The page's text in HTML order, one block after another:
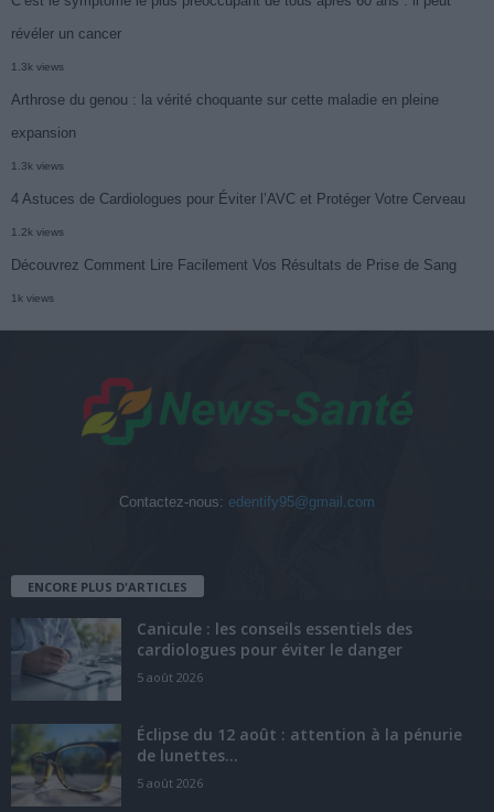
révéler un cancer
1.3k views
Arthrose du genou : la vérité choquante sur cette maladie en pleine
expansion
1.3k views
4 Astuces de Cardiologues pour Éviter l’AVC et Protéger Votre Cerveau
1.2k views
Découvrez Comment Lire Facilement Vos Résultats de Prise de Sang
1k views
Contactez-nous: edentify95@gmail.com
ENCORE PLUS D'ARTICLES
Canicule : les conseils essentiels des
cardiologues pour éviter le danger
5 août 2026
Éclipse du 12 août : attention à la pénurie
de lunettes...
5 août 2026